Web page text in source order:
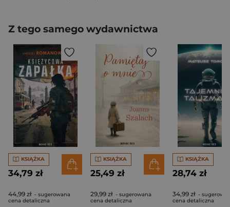
Z tego samego wydawnictwa
KSIĄŻKA
34,79 zł
44,99 zł - sugerowana
cena detaliczna
KSIĄŻKA
25,49 zł
29,99 zł - sugerowana
cena detaliczna
KSIĄŻKA
28,74 zł
34,99 zł -
cena detaliczna